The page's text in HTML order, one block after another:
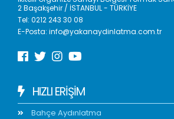
2 Başakşehir / İSTANBUL - TÜRKİYE
Tel:0212 243 30 08
E-Posta:info@yakanaydinlatma.com.tr
HIZLI ERIŞIM
Bahçe Aydınlatma